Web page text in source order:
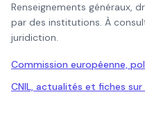
Renseignements généraux,
par des institutions. À
juridiction.
Commission européenne,
CNIL, actualités et fiches sur